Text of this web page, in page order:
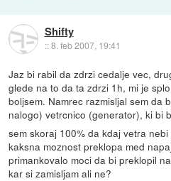
Shifty
::8. feb 2007, 19:41
Jaz bi rabil da zdrzi cedalje vec,
glede na to da ta zdrzi 1h, mi je
boljsem. Namrec razmisljal sem da
nalogo) vetrcnico (generator), ki bi
sem skoraj 100% da kdaj vetra
kaksna moznost preklopa med
primankovalo moci da bi preklopil
kar si zamisljam ali ne?